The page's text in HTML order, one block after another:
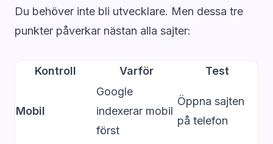
Du behöver inte bli utvecklare. Men dessa tre
punkter påverkar nästan alla sajter:
Kontroll Varför Test
Mobil
Google
indexerar mobil
först
Öppna sajten
på telefon